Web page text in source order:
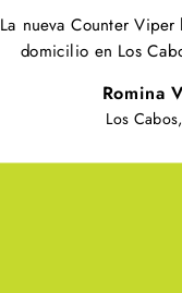
La nueva Counter
domicilio en Los
Romina
Los